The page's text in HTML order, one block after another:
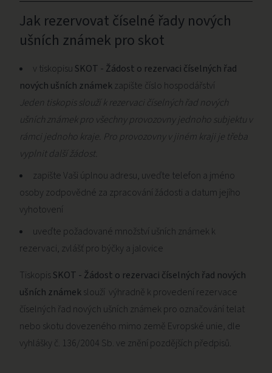
Jak rezervovat číselné řady nových
ušních známek pro skot
v tiskopisu SKOT - Žádost o rezervaci číselných řad
nových ušních známekzapište číslo hospodářství
Jeden tiskopis slouží k rezervaci číselných řad nových
ušních známek pro všechny provozovny jednoho subjektu v
rámci jednoho kraje. Pro provozovny v jiném kraji je třeba
vyplnit další žádost.
zapište Vaši úplnou adresu, uveďte telefon a jméno
osoby zodpovědné za zpracování žádosti a datum jejího
vyhotovení
uveďte požadované množství ušních známek k
rezervaci, zvlášť pro býčky a jalovice
TiskopisSKOT - Žádost o rezervaci číselných řad nových
ušních známekslouží výhradně k provedení rezervace
číselných řad nových ušních známek pro označování telat
nebo skotu dovezeného mimo země Evropské unie, dle
vyhlášky č. 136/2004 Sb. ve znění pozdějších předpisů.